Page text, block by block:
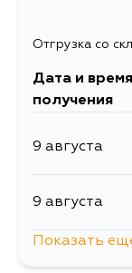
Отгрузка со
Дата и время
получения
9 августа
9 августа
Показать